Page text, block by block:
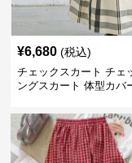
¥6,680 (税込)
チェックスカート チェ
ングスカート 体型カバ